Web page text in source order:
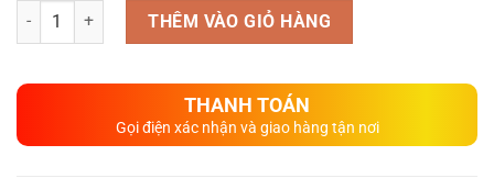
Số lượng THÊM VÀO GIỎ HÀNG
THANH TOÁN
Gọi điện xác nhận và giao hàng tận nơi